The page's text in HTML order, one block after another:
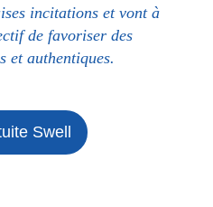
incitations et vont à
de favoriser des
et authentiques.
Swell